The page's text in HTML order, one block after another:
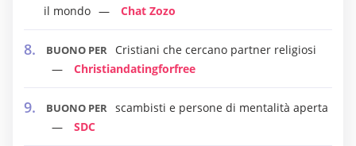
il mondo
Chat Zozo
BUONO PER
Cristiani che cercano partner religiosi
Christiandatingforfree
BUONO PER scambisti e persone di mentalità aperta
SDC